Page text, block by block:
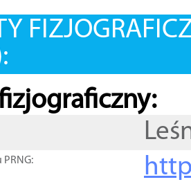
PRNG: